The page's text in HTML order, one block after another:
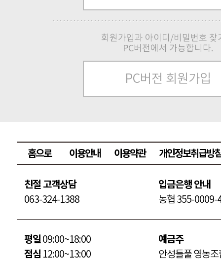
회원가입과 아이디/비밀번호 찾
PC버전에서 가능합니다.
PC버전 회원가입
홈으로 이용안내 이용약관 개인정보취급방
친절 고객상담
063-324-1388
입금은행 안내
농협 355-0009-
평일09:00~18:00
점심 12:00~13:00
예금주
안성들풀 영농